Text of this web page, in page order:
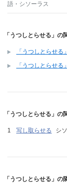
語・シソーラス
「うつしとらせる」の
「うつしとらせ
「うつしとらせる
「うつしとらせる」の
写し取らせる シ
「うつしとらせる」の